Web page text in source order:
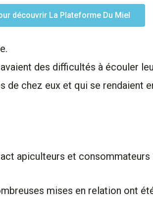
découvrir La Plateforme Du Miel
des difficultés à écouler
de chez eux et qui se rendaient
apiculteurs et consommateurs
mises en relation ont